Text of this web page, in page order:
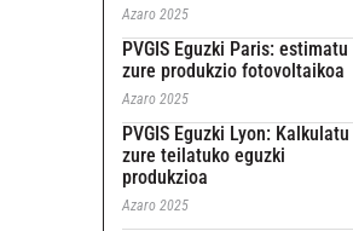
Azaro 2025
PVGIS Eguzki Paris: estimatu
zure produkzio fotovoltaikoa
Azaro 2025
PVGIS Eguzki Lyon: Kalkulatu
zure teilatuko eguzki
produkzioa
Azaro 2025